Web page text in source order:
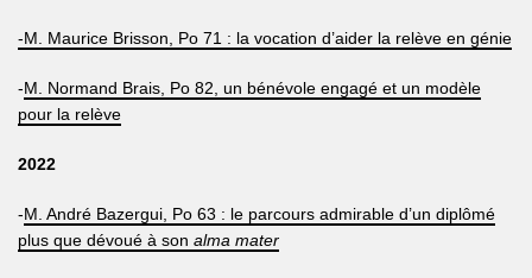
-M. Maurice Brisson, Po 71 : la vocation d’aider la relève en génie
-M. Normand Brais, Po 82, un bénévole engagé et un modèle
pour la relève
2022
-M. André Bazergui, Po 63 : le parcours admirable d’un diplômé
plus que dévoué à son alma mater